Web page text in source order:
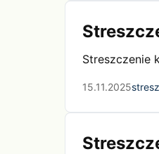
Streszczenie
15.11.2025